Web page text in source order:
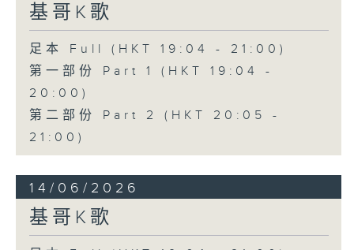
基哥K歌
足本 Full (HKT 19:04 - 21:00)
第一部份 Part 1 (HKT 19:04 -
20:00)
第二部份 Part 2 (HKT 20:05 -
21:00)
14/06/2026
基哥K歌